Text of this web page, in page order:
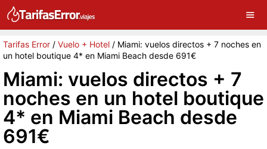
Tarifas Error / Vuelo + Hotel / Miami: vuelos directos + 7 noches en
un hotel boutique 4* en Miami Beach desde 691€
Miami: vuelos directos + 7
noches en un hotel boutique
4* en Miami Beach desde
691€
G Sigue a Tarifas Error en Google ×